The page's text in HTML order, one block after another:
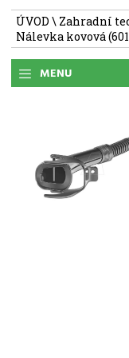
ÚVOD \ Zahradní
Nálevka kovová
MENU